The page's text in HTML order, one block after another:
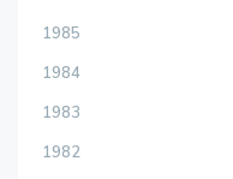
1985
1984
1983
1982